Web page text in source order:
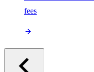
fees